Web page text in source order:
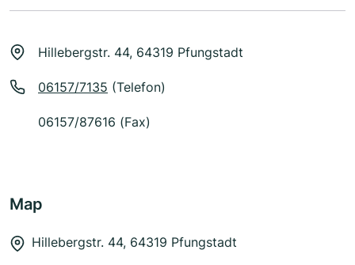
Hillebergstr. 44, 64319 Pfungstadt
06157/7135 (Telefon)
06157/87616 (Fax)
Map
Hillebergstr. 44, 64319 Pfungstadt